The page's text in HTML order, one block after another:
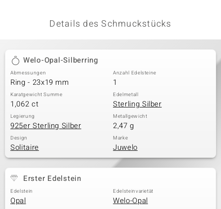
Classics
Details des Schmuckstücks
Welo-Opal-Silberring
Abmessungen
Ring - 23x19 mm
Anzahl Edelsteine
1
Karatgewicht Summe
1,062 ct
Edelmetall
Sterling Silber
Legierung
925er Sterling Silber
Metallgewicht
2,47 g
Design
Solitaire
Marke
Juwelo
Erster Edelstein
Edelstein
Opal
Edelsteinvarietät
Welo-Opal